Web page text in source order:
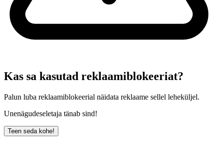
Kas sa kasutad reklaamiblokeeriat?
Palun luba reklaamiblokeerial näidata reklaame sellel leheküljel.
Unenägudeseletaja tänab sind!
Teen seda kohe!